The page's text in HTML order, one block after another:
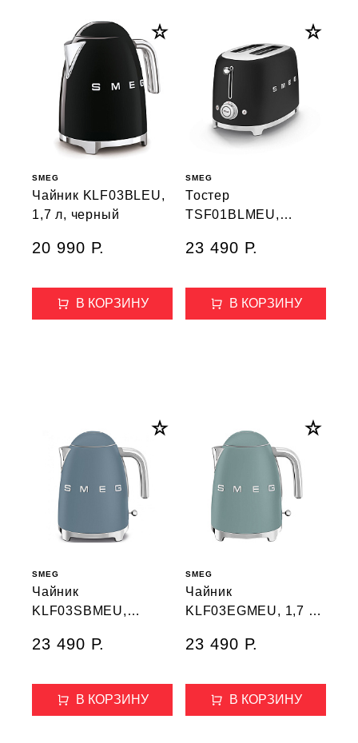
SMEG
Чайник KLF03BLEU,
1,7 л, черный
20 990 Р.
В КОРЗИНУ
SMEG
Тостер
TSF01BLMEU,
23 490 Р.
В КОРЗИНУ
SMEG
Чайник
KLF03SBMEU,
шторм матовый
23 490 Р.
В КОРЗИНУ
SMEG
Чайник
KLF03EGMEU, 1,7 л,
23 490 Р.
В КОРЗИНУ